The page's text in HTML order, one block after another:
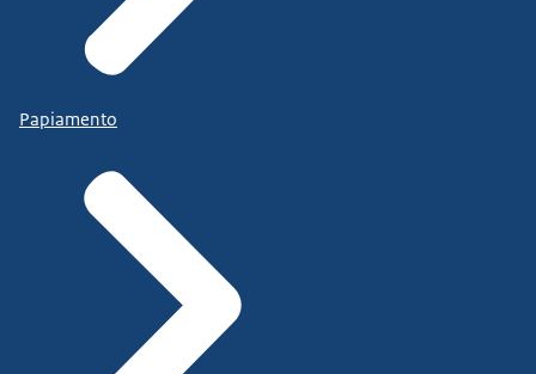
Papiamento